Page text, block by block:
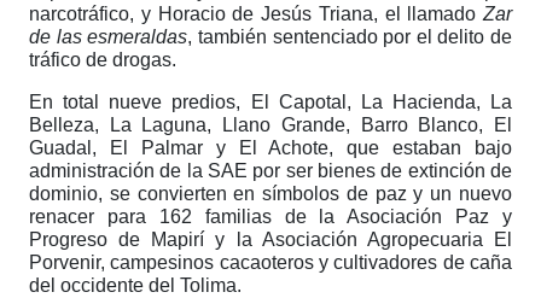
narcotráfico, y Horacio de Jesús Triana, el llamado Zar
de las esmeraldas, también sentenciado por el delito de
tráfico de drogas.
En total nueve predios, El Capotal, La Hacienda, La
Belleza, La Laguna, Llano Grande, Barro Blanco, El
Guadal, El Palmar y El Achote, que estaban bajo
administración de la SAE por ser bienes de extinción de
dominio, se convierten en símbolos de paz y un nuevo
renacer para 162 familias de la Asociación Paz y
Progreso de Mapirí y la Asociación Agropecuaria El
Porvenir, campesinos cacaoteros y cultivadores de caña
del occidente del Tolima.